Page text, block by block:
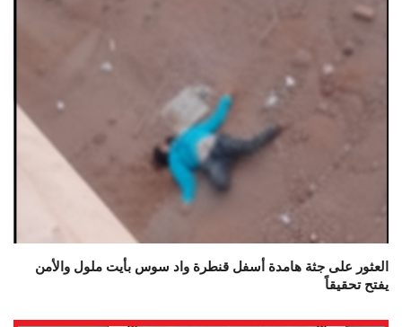
العثور على جثة هامدة أسفل قنطرة واد سوس بأيت ملول والأمن
يفتح تحقيقاً